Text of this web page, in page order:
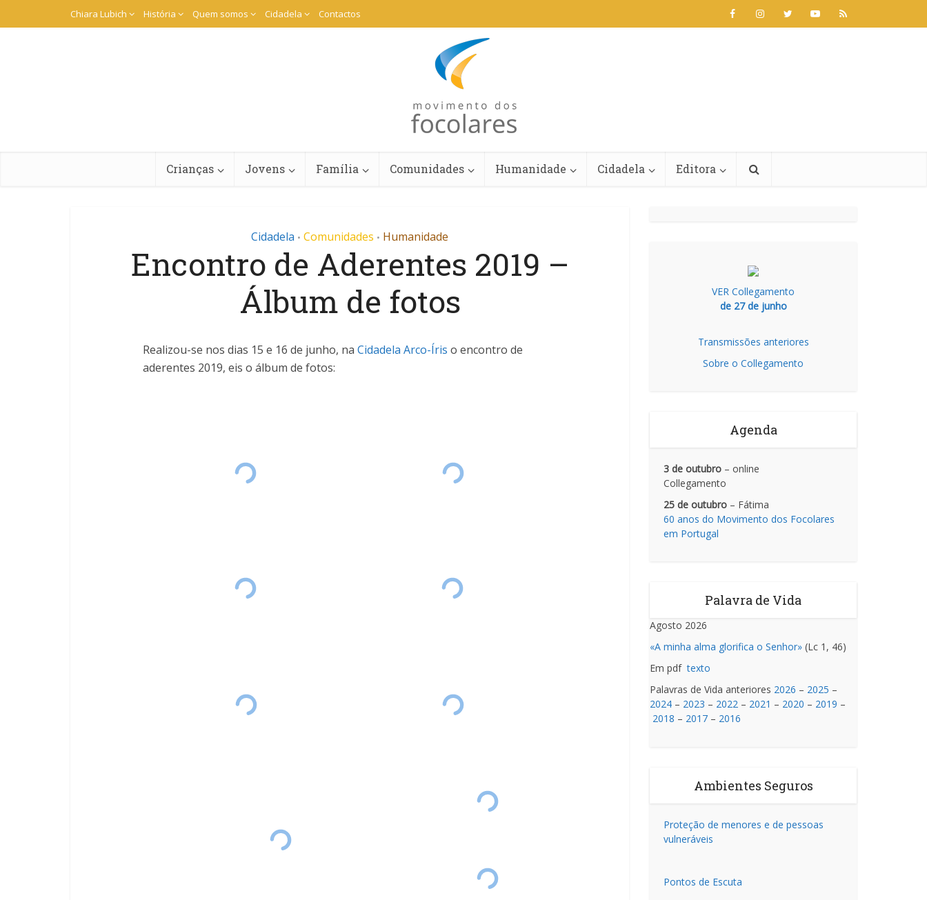
Chiara Lubich História Quem somos Cidadela Contactos
Crianças Jovens Família Comunidades Humanidade Cidadela Editora
Cidadela • Comunidades • Humanidade
Encontro de Aderentes 2019 –
Álbum de fotos
Realizou-se nos dias 15 e 16 de junho, na Cidadela Arco-Íris o encontro de
aderentes 2019, eis o álbum de fotos:
VER Collegamento
de 27 de junho
Transmissões anteriores
Sobre o Collegamento
Agenda
3 de outubro – online
Collegamento
25 de outubro – Fátima
60 anos do Movimento dos Focolares
em Portugal
Palavra de Vida
Agosto 2026
«A minha alma glorifica o Senhor» (Lc 1, 46)
Em pdftexto
Palavras de Vida anteriores 2026 – 2025 –
2024 – 2023 – 2022 – 2021 – 2020 – 2019 –
2018 – 2017 – 2016
Ambientes Seguros
Proteção de menores e de pessoas
vulneráveis
Pontos de Escuta